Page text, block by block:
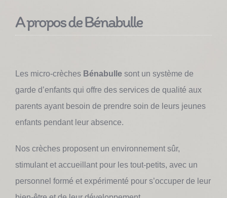
A propos de Bénabulle
Les micro-crèches Bénabullesont un système de
garde d’enfants qui offre des services de qualité aux
parents ayant besoin de prendre soin de leurs jeunes
enfants pendant leur absence.
Nos crèches proposent un environnement sûr,
stimulant et accueillant pour les tout-petits, avec un
personnel formé et expérimenté pour s’occuper de leur